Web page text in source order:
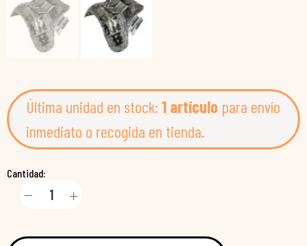
Última unidad en stock: 1 artículo para envío
inmediato o recogida en tienda.
Cantidad: